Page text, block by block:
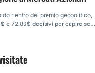
rientro del premio geopolitico,
e 72,80$ decisivi per capire se il